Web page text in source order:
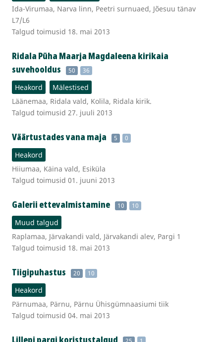
Ida-Virumaa, Narva linn, Peetri surnuaed, Jõesuu tänav
L7/L6
Talgud toimusid 18. mai 2013
Ridala Püha Maarja Magdaleena kirikaia
suvehooldus
50 36
Heakord
Mälestised
Läänemaa, Ridala vald, Kolila, Ridala kirik.
Talgud toimusid 27. juuli 2013
Väärtustades vana maja 5 0
Heakord
Hiiumaa, Käina vald, Esiküla
Talgud toimusid 01. juuni 2013
Galerii ettevalmistamine 10 10
Muud talgud
Raplamaa, Järvakandi vald, Järvakandi alev, Pargi 1
Talgud toimusid 18. mai 2013
Tiigipuhastus 20 10
Heakord
Pärnumaa, Pärnu, Pärnu Ühisgümnaasiumi tiik
Talgud toimusid 04. mai 2013
Lillepi pargi koristustalgud